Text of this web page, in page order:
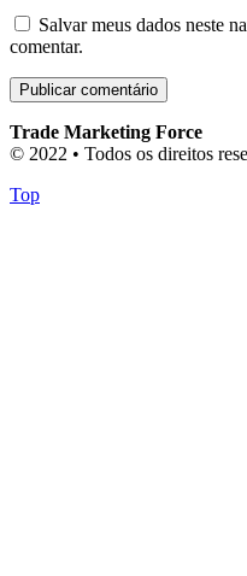
Salvar meus dados neste
comentar.
Trade Marketing Force
© 2022 • Todos os direitos
Top